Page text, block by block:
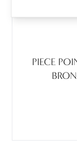
PIECE